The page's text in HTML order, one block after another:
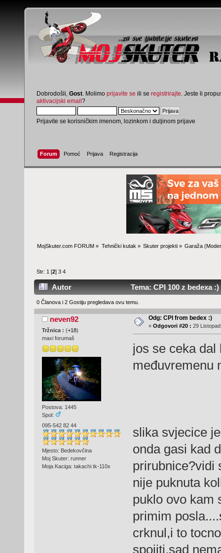
Dobrodošli, Gost . Molimo prijavite se ili se registrirajte . Jeste li
aktivacijski email?
Prijavite se korisničkim imenom, lozinkom i duljinom prijave
Forum Pomoć Prijava Registracija
MojSkuter.com FORUM » Tehnički kutak » Skuter projekti» Garaža
Str: 1 [2]3 4
Autor Tema: CPI 100 z bedexa
0 Članova i 2 Gostiju pregledava ovu temu.
neven92
Tržnica : (+18)
maxi forumaš
Postova: 1445
Spol:
095-542 82 44
Mjesto: Bedekovčina
Moj Skuter: runner
Moja Kaciga: takachi tk-110x
Odg: CPI from bedex :)
« Odgovori #20 : 29
jos se ceka dal
međuvremenu
slika svjecice
onda gasi kad
prirubnice?vidi
nije puknuta
puklo ovo kam
primim
crknul,i to
spojiti,sad